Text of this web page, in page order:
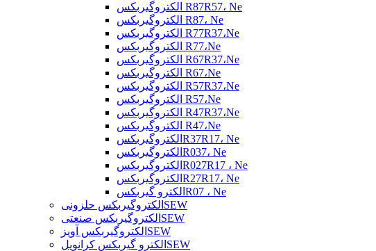
الکتروگیربکس R87R57، Ne
الکتروگیربکس R87، Ne
الکتروگیربکس R77R37،Ne
الکتروگیربکس R77،Ne
الکتروگیربکس R67R37،Ne
الکتروگیربکس R67،Ne
الکتروگیربکس R57R37،Ne
الکتروگیربکس R57،Ne
الکتروگیربکس R47R37،Ne
الکتروگیربکس R47،Ne
الکتروگیربکسR37R17، Ne
الکتروگیربکسR037، Ne
الکتروگیربکسR027R17 ، Ne
الکتروگیربکسR27R17، Ne
الکترو گیربکسR07 ، Ne
الکتروگیربکس حلزونیSEW
الکتروگیربکس صنعتیSEW
الکتروگیربکس آویزSEW
الکترو گیربکس کرانویلSEW